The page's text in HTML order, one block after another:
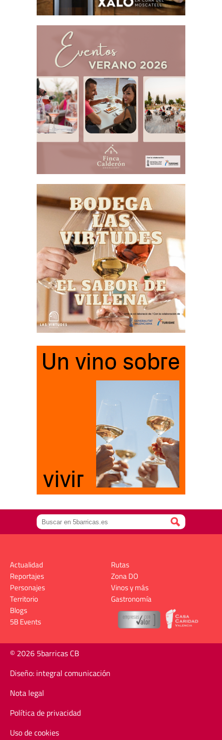
Actualidad
Reportajes
Personajes
Territorio
Rutas
Zona DO
Vinos y más
Gastronomía
Blogs
5B Events
© 2026 5barricas CB
Diseño: integral comunicación
Nota legal
Política de privacidad
Uso de cookies